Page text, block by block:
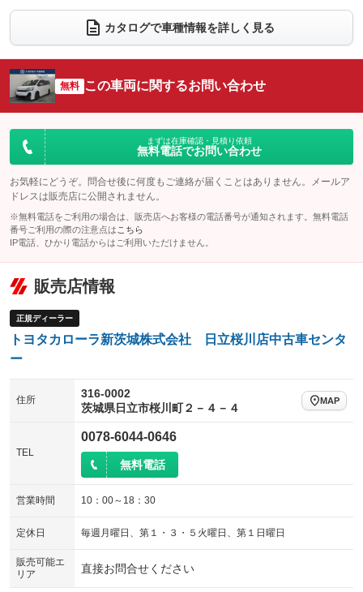
電動リアゲート フロントカメラ
：装備なし
シートエアコン
：装備なし 全周囲カメラ
：装備なし
サイドカメラ
：装備なし ルーフレール
：装備なし
エアサスペンション ヘッドライトウォッシャー
カタログで車種情報を詳しく見る
無料 この車両に関するお問い合わせ
まずは在庫確認・見積り依頼
無料電話でお問い合わせ
お気軽にどうぞ。問合せ後に何度もご連絡が届くことはありません。メールア
ドレスは販売店に公開されません。
※無料電話をご利用の場合は、販売店へお客様の電話番号が通知されます。無料電話
番号ご利用の際の注意点は こちら
IP電話、ひかり電話からはご利用いただけません。
販売店情報
正規ディーラー
トヨタカローラ新茨城株式会社 日立桜川店中古車センタ
ー
住所
316-0002
茨城県日立市桜川町２－４－４
MAP
TEL
0078-6044-0646
無料電話
営業時間 10：00～18：30
定休日 毎週月曜日、第１・３・５火曜日、第１日曜日
販売可能エ
リア
直接お問合せください